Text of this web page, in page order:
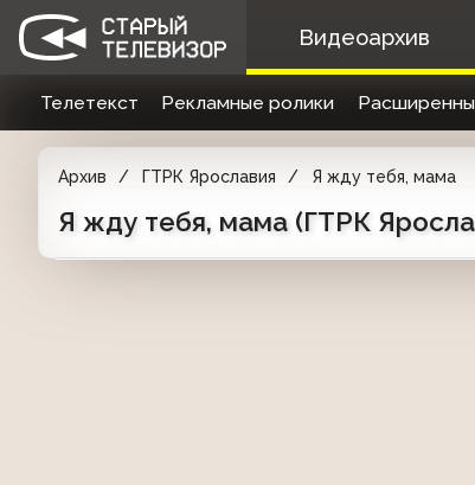
Видеоархив
Телетекст Рекламные ролики
Архив ГТРК Ярославия Я жду тебя, мама
Я жду тебя, мама (ГТРК